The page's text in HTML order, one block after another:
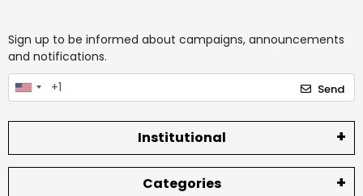
Sign up to be informed about campaigns, announcements
and notifications.
Send
Institutional
Categories